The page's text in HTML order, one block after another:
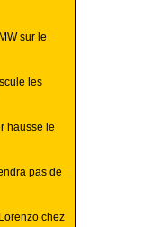
sur le
les
hausse le
pas de
chez